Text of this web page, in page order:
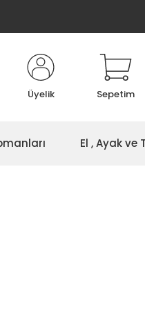
Üyelik Sepetim
El , Ayak ve